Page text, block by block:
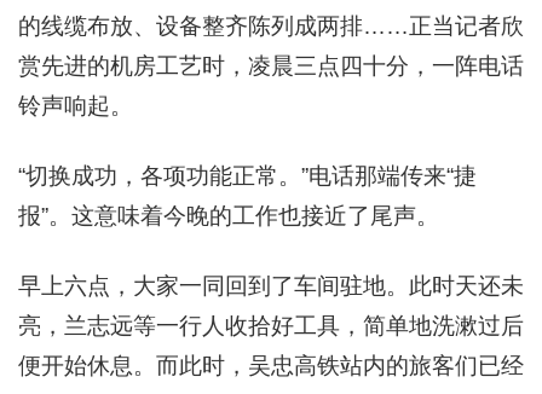
的线缆布放、设备整齐陈列成两排……正当记者欣
赏先进的机房工艺时，凌晨三点四十分，一阵电话
铃声响起。
“切换成功，各项功能正常。”电话那端传来“捷
报”。这意味着今晚的工作也接近了尾声。
早上六点，大家一同回到了车间驻地。此时天还未
亮，兰志远等一行人收拾好工具，简单地洗漱过后
便开始休息。而此时，吴忠高铁站内的旅客们已经